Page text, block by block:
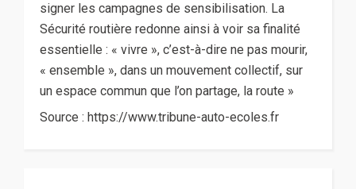
signer les campagnes de sensibilisation. La
Sécurité routière redonne ainsi à voir sa finalité
essentielle : « vivre », c’est-à-dire ne pas mourir,
« ensemble », dans un mouvement collectif, sur
un espace commun que l’on partage, la route »
Source : https://www.tribune-auto-ecoles.fr